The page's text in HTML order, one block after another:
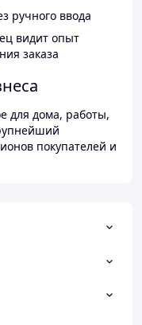
ручного ввода
видит опыт
заказа
для дома, работы,
покупателей и